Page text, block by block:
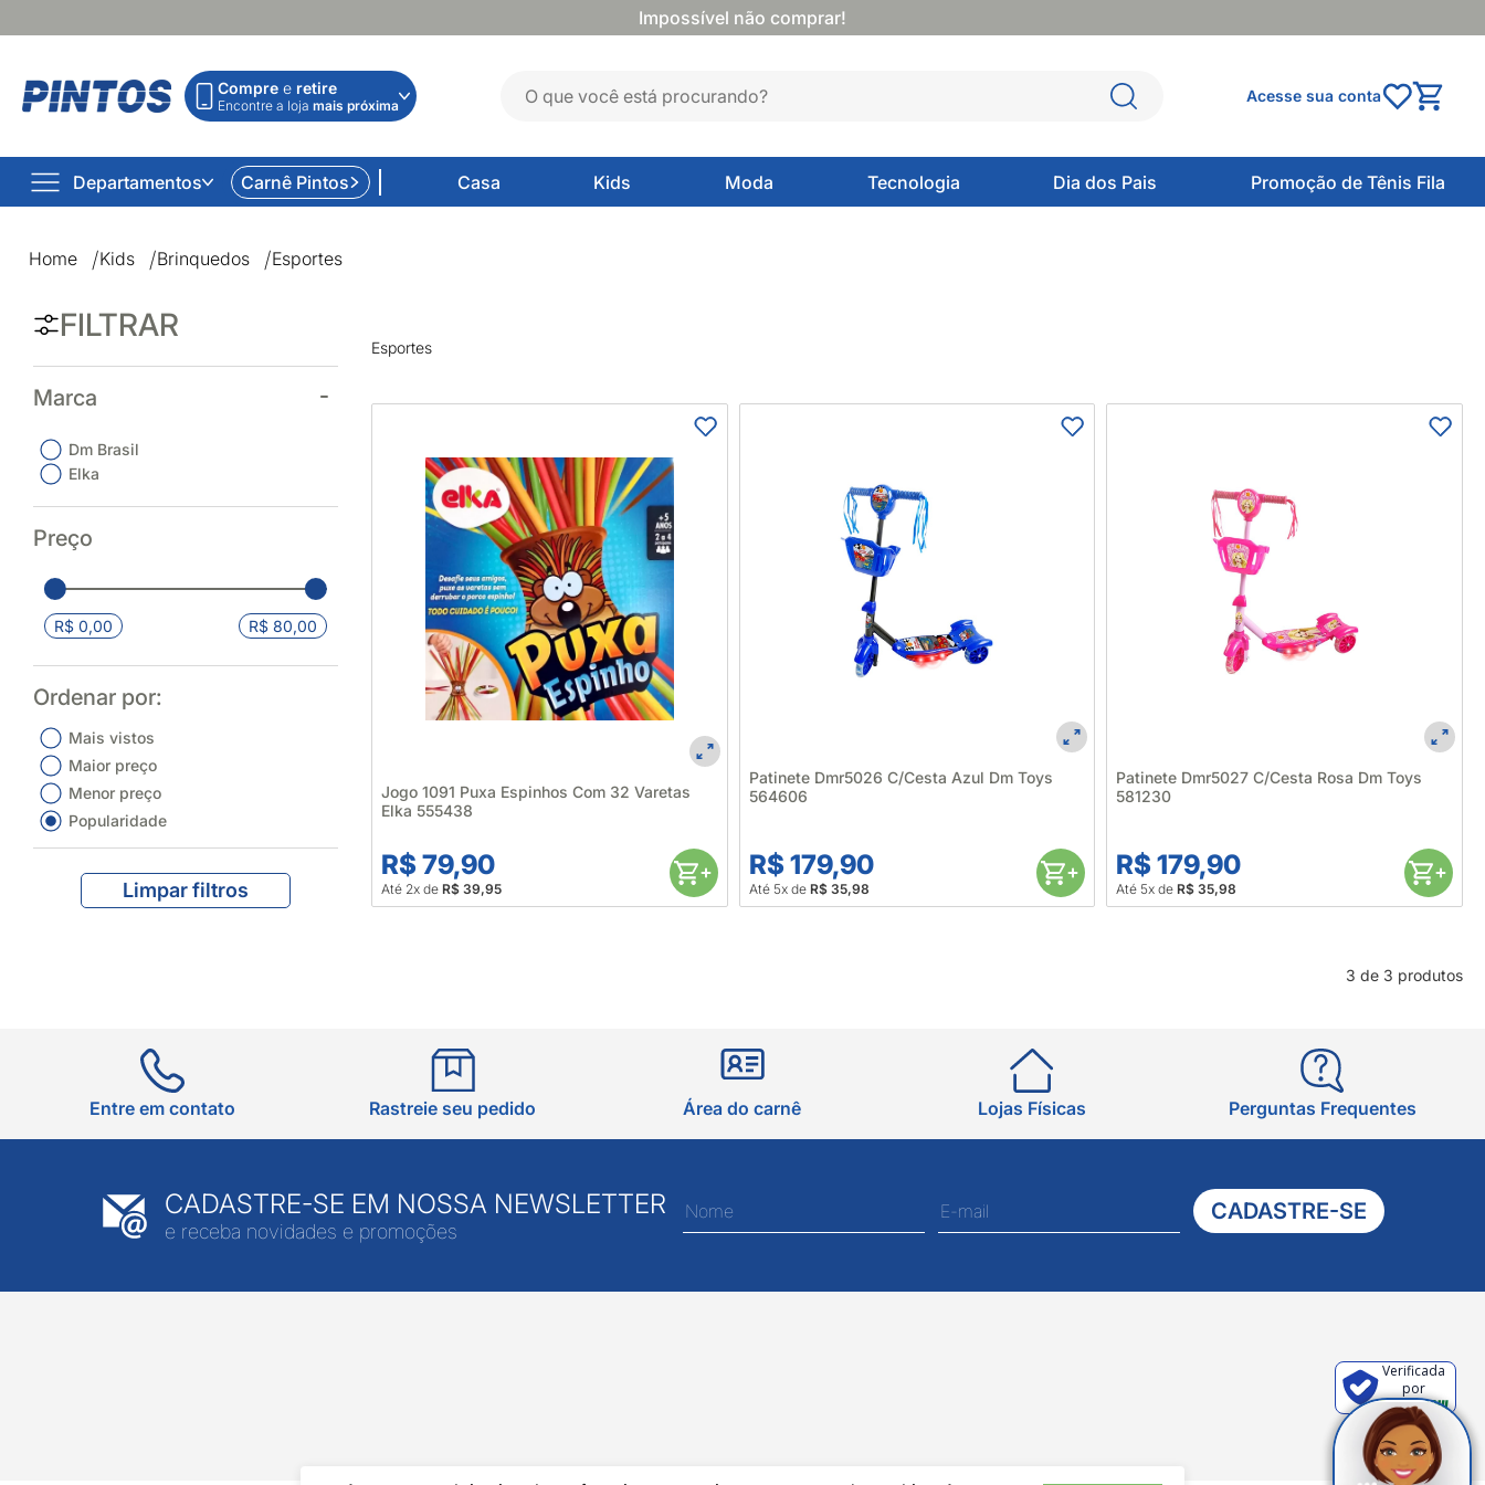
Impossível não comprar!
Compre e retire
Encontre a loja mais próxima
Acesse sua conta
Departamentos Carnê Pintos Casa Kids Moda Tecnologia Dia dos Pais Promoção de Tênis Fila
Home
Kids Brinquedos Esportes
FILTRAR
Marca
Dm Brasil
Elka
Preço
R$ 0,00 R$ 80,00
Ordenar por:
Mais vistos
Maior preço
Menor preço
Popularidade
Limpar filtros
Esportes
Jogo 1091 Puxa Espinhos Com 32 Varetas
Elka 555438
R$ 79,90
Até 2x deR$ 39,95
Patinete Dmr5026 C/Cesta Azul Dm Toys
564606
R$ 179,90
Até 5x de R$ 35,98
Patinete Dmr5027 C/Cesta Rosa Dm Toys
581230
R$ 179,90
Até 5x deR$ 35,98
3 de 3 produtos
Entre em contato Rastreie seu pedido Área do carnê Lojas Físicas Perguntas Frequentes
CADASTRE-SE EM NOSSA NEWSLETTER
e receba novidades e promoções
CADASTRE-SE
Verificada
por